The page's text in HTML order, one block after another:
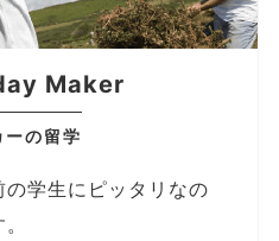
Maker
ーの留学
学生にピッタリなの